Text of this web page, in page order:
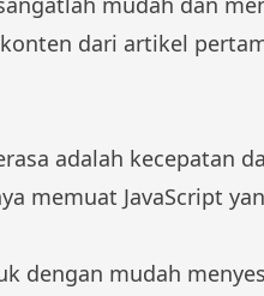
dari artikel
adalah kecepatan
memuat JavaScript
dengan mudah